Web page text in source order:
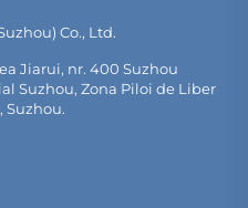
Co., Ltd.
Jiarui, nr. 400 Suzhou
Suzhou, Zona Piloi de Liber
Suzhou.